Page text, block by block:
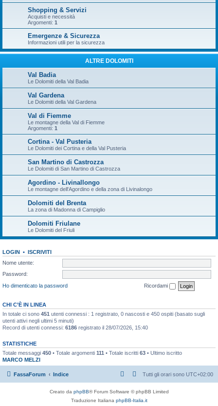
Shopping & Servizi
Acquisti e necessità
Argomenti: 1
Emergenze & Sicurezza
Informazioni utili per la sicurezza
ALTRE DOLOMITI
Val Badia
Le Dolomiti della Val Badia
Val Gardena
Le Dolomiti della Val Gardena
Val di Fiemme
Le montagne della Val di Fiemme
Argomenti: 1
Cortina - Val Pusteria
Le Dolomiti dei Cortina e della Val Pusteria
San Martino di Castrozza
Le Dolomiti di San Martino di Castrozza
Agordino - Livinallongo
Le montagne dell'Agordino e della zona di Livinalongo
Dolomiti del Brenta
La zona di Madonna di Campiglio
Dolomiti Friulane
Le Dolomiti del Friuli
LOGIN • ISCRIVITI
Nome utente:
Password:
Ho dimenticato la password
Ricordami
CHI C’È IN LINEA
In totale ci sono 451 utenti connessi : 1 registrato, 0 nascosti e 450 ospiti (basato sugli
utenti attivi negli ultimi 5 minuti)
Record di utenti connessi: 6186 registrato il 28/07/2026, 15:40
STATISTICHE
Totale messaggi 450 • Totale argomenti 111 • Totale iscritti 63 • Ultimo iscritto
MARCO MELZI
FassaForum Indice Tutti gli orari sono UTC+02:00
Creato da phpBB® Forum Software © phpBB Limited
Traduzione Italiana phpBB-Italia.it